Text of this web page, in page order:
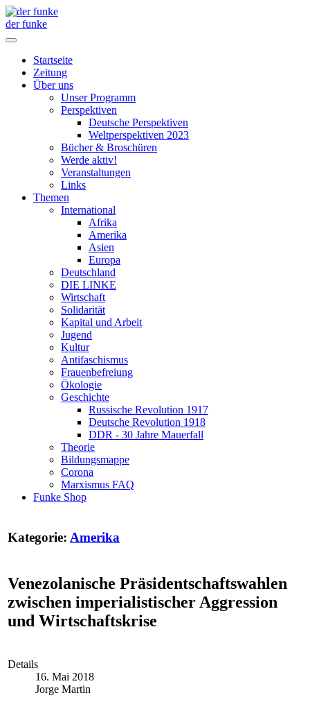
der funke
Startseite
Zeitung
Über uns
Unser Programm
Perspektiven
Deutsche Perspektiven
Weltperspektiven 2023
Bücher & Broschüren
Werde aktiv!
Veranstaltungen
Links
Themen
International
Afrika
Amerika
Asien
Europa
Deutschland
DIE LINKE
Wirtschaft
Solidarität
Kapital und Arbeit
Jugend
Kultur
Antifaschismus
Frauenbefreiung
Ökologie
Geschichte
Russische Revolution 1917
Deutsche Revolution 1918
DDR - 30 Jahre Mauerfall
Theorie
Bildungsmappe
Corona
Marxismus FAQ
Funke Shop
Kategorie: Amerika
Venezolanische Präsidentschaftswahlen
zwischen imperialistischer Aggression
und Wirtschaftskrise
Details
16. Mai 2018
Jorge Martin